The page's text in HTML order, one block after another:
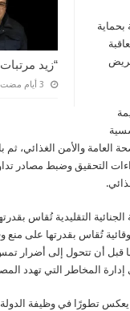
“زيد
بحماية
العامة والأمن الغذائي،
التحقيق وضبط مصادر
التقليدية تُقاس
تُقاس بقدرتها على منع
قبل أن تتحول إلى أضرار
المخاطر التي تهدد
يعكس تطورًا في وظيفة